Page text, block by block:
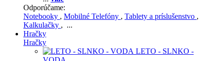
Odporúčame:
Notebooky , Mobilné Telefóny , Tablety a príslušenstvo ,
Kalkulačky , ...
Hračky
Hračky
LETO - SLNKO -